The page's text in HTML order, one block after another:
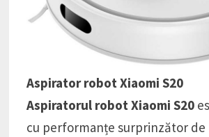
Aspirator robot Xiaomi S20
Aspiratorul robot Xiaomi S20
cu performanțe surprinzător de